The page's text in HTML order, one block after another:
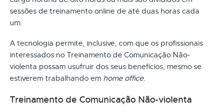
sessões de treinamento online de até duas horas cada
um.
A tecnologia permite, inclusive, com que os profissionais
interessados no Treinamento de Comunicação Não-
violenta possam usufruir dos seus benefícios, mesmo se
estiverem trabalhando em home office.
Treinamento de Comunicação Não-violenta